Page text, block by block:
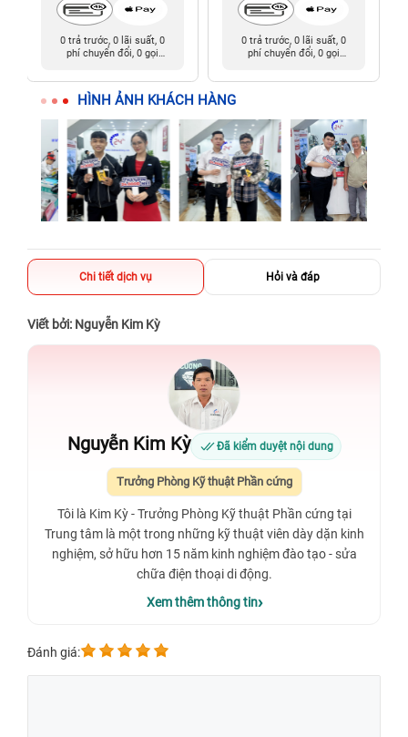
0 trả trước, 0 lãi suất, 0
phí chuyển đổi, 0 gọi
0 trả trước, 0 lãi suất, 0
phí chuyển đổi, 0 gọi
HÌNH ẢNH KHÁCH HÀNG
Chi tiết dịch vụ Hỏi và đáp
Viết bởi: Nguyễn Kim Kỳ
Nguyễn Kim Kỳ Đã kiểm duyệt nội dung
Trưởng Phòng Kỹ thuật Phần cứng
Tôi là Kim Kỳ - Trưởng Phòng Kỹ thuật Phần cứng tại
Trung tâm là một trong những kỹ thuật viên dày dặn kinh
nghiệm, sở hữu hơn 15 năm kinh nghiệm đào tạo - sửa
chữa điện thoại di động.
Xem thêm thông tin
Đánh giá: